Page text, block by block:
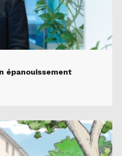
épanouissement